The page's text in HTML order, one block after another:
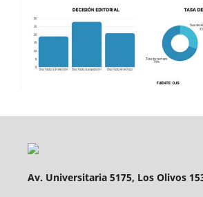
Av. Universitaria 5175, Los Olivos